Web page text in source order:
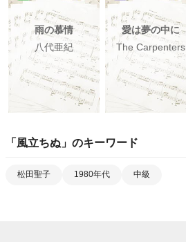
雨の慕情
八代亜紀
愛は夢の中に
The Carpenters
「 風立ちぬ 」のキーワード
松田聖子 1980年代 中級